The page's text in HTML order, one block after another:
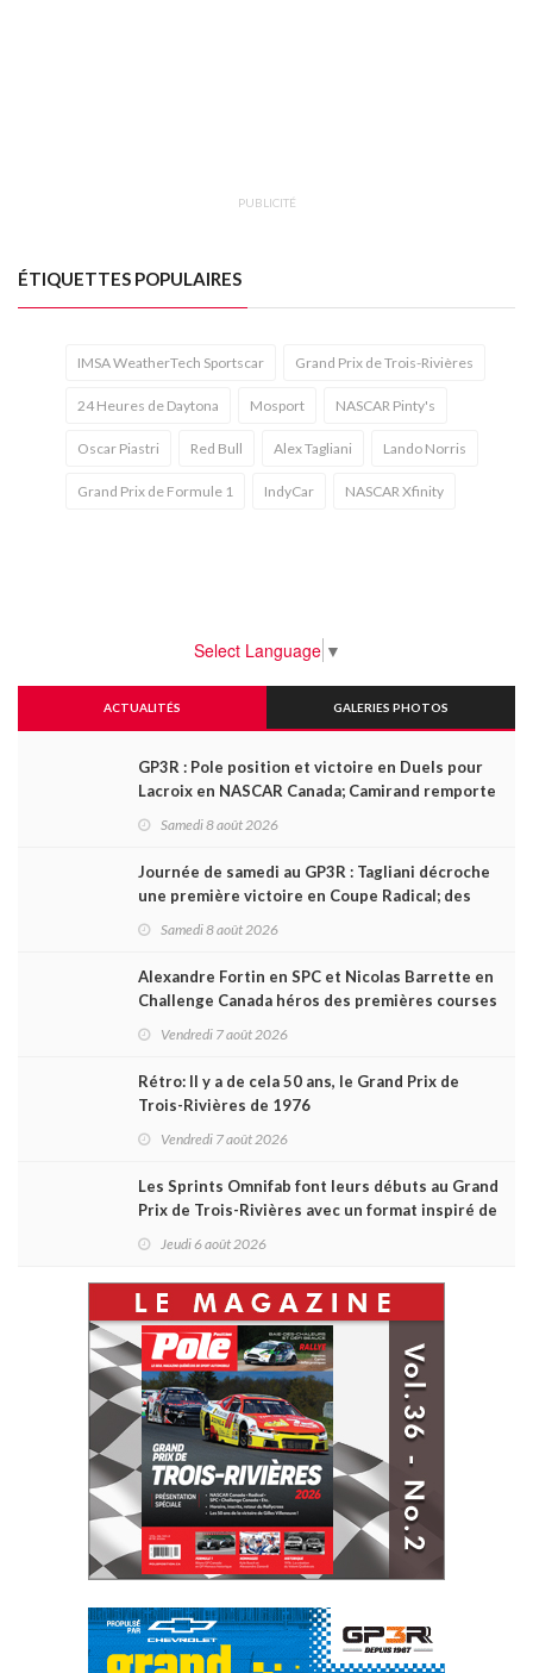
PUBLICITÉ
ÉTIQUETTES POPULAIRES
IMSA WeatherTech Sportscar Grand Prix de Trois-Rivières
24 Heures de Daytona Mosport NASCAR Pinty's
Oscar Piastri Red Bull Alex Tagliani Lando Norris
Grand Prix de Formule 1 IndyCar NASCAR Xfinity
Select Language ▼
ACTUALITÉS GALERIES PHOTOS
GP3R : Pole position et victoire en Duels pour
Lacroix en NASCAR Canada; Camirand remporte
Samedi 8 août 2026
Journée de samedi au GP3R : Tagliani décroche
une première victoire en Coupe Radical; des
Samedi 8 août 2026
Alexandre Fortin en SPC et Nicolas Barrette en
Challenge Canada héros des premières courses
Vendredi 7 août 2026
Rétro: Il y a de cela 50 ans, le Grand Prix de
Trois-Rivières de 1976
Vendredi 7 août 2026
Les Sprints Omnifab font leurs débuts au Grand
Prix de Trois-Rivières avec un format inspiré de
Jeudi 6 août 2026